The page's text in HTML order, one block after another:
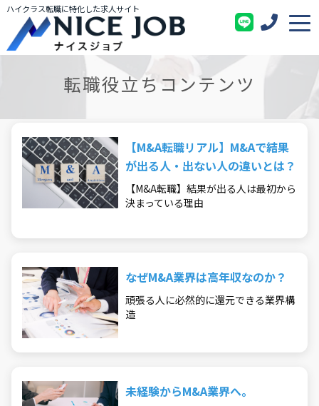
ハイクラス転職に特化した求人サイト
転職役立ちコンテンツ
【M&A転職リアル】M&Aで結果
が出る人・出ない人の違いとは？
【M&A転職】結果が出る人は最初から
決まっている理由
なぜM&A業界は高年収なのか？
頑張る人に必然的に還元できる業界構
造
未経験からM&A業界へ。